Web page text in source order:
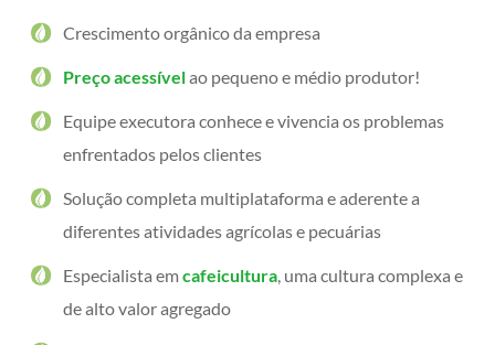
Crescimento orgânico da empresa
Preço acessívelao pequeno e médio produtor!
Equipe executora conhece e vivencia os problemas
enfrentados pelos clientes
Solução completa multiplataforma e aderente a
diferentes atividades agrícolas e pecuárias
Especialista emcafeicultura, uma cultura complexa e
de alto valor agregado